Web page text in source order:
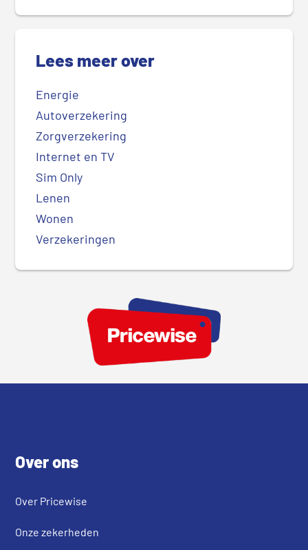
Lees meer over
Energie
Autoverzekering
Zorgverzekering
Internet en TV
Sim Only
Lenen
Wonen
Verzekeringen
Over ons
Over Pricewise
Onze zekerheden